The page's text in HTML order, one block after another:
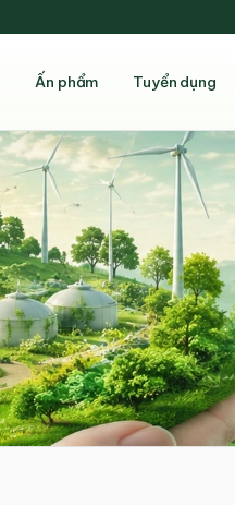
Ấn phẩm Tuyển dụng